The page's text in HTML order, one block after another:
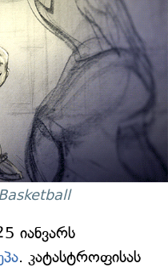
იანვარს
. კატასტროფისას